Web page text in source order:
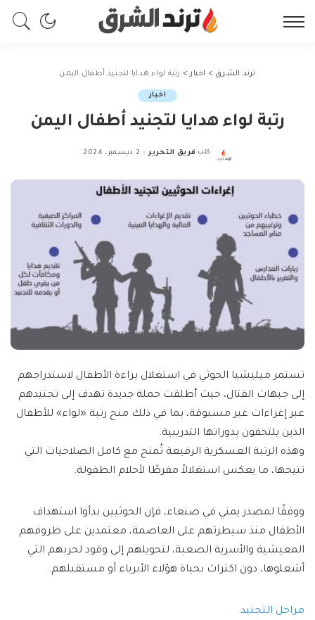
ترند الشرق > اخبار > رتبة لواء هدايا لتجنيد أطفال اليمن
اخبار
رتبة لواء هدايا لتجنيد أطفال اليمن
Posted
كتب فريق التحرير 2 ديسمبر، 2024
تستمر ميليشيا الحوثي في استغلال براءة الأطفال لاستدراجهم
إلى جبهات القتال، حيث أطلقت حملة جديدة تهدف إلى تجنيدهم
عبر إغراءات غير مسبوقة، بما في ذلك منح رتبة «لواء» للأطفال
الذين يلتحقون بدوراتها التدريبية.
وهذه الرتبة العسكرية الرفيعة تُمنح مع كامل الصلاحيات التي
تتيحها، ما يعكس استغلالاً مفرطًا لأحلام الطفولة.
ووفقًا لمصدر يمني في صنعاء، فإن الحوثيين بدأوا استهداف
الأطفال منذ سيطرتهم على العاصمة، معتمدين على ظروفهم
المعيشية والأسرية الصعبة، لتحويلهم إلى وقود لحربهم التي
أشعلوها، دون اكتراث بحياة هؤلاء الأبرياء أو مستقبلهم.
مراحل التجنيد